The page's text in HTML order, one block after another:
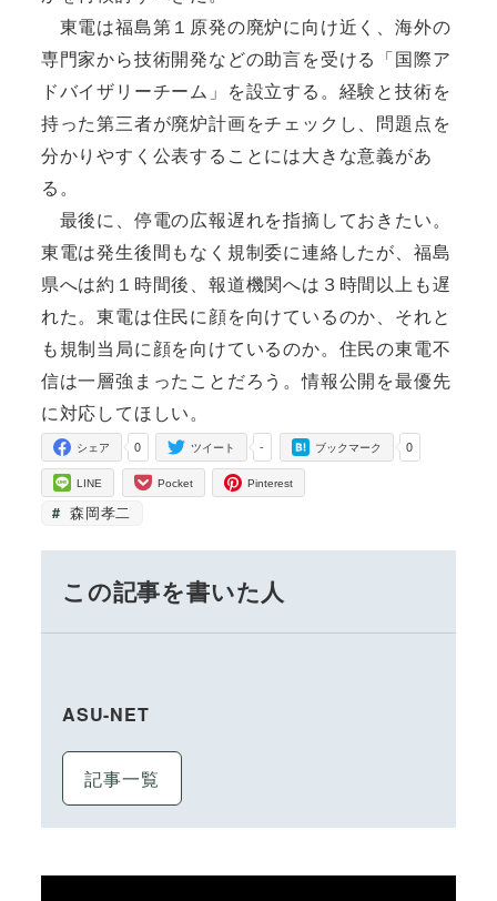
東電は福島第１原発の廃炉に向け近く、海外の
専門家から技術開発などの助言を受ける「国際ア
ドバイザリーチーム」を設立する。経験と技術を
持った第三者が廃炉計画をチェックし、問題点を
分かりやすく公表することには大きな意義があ
る。
最後に、停電の広報遅れを指摘しておきたい。
東電は発生後間もなく規制委に連絡したが、福島
県へは約１時間後、報道機関へは３時間以上も遅
れた。東電は住民に顔を向けているのか、それと
も規制当局に顔を向けているのか。住民の東電不
信は一層強まったことだろう。情報公開を最優先
に対応してほしい。
0
シェア -
ツイート 0
ブックマーク
LINE Pocket Pinterest
森岡孝二
この記事を書いた人
ASU-NET
記事一覧